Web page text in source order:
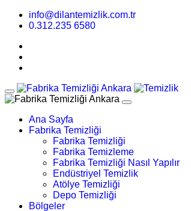
info@dilantemizlik.com.tr
0.312.235 6580
Ana Sayfa
Fabrika Temizliği
Fabrika Temizliği
Fabrika Temizleme
Fabrika Temizliği Nasıl Yapılır
Endüstriyel Temizlik
Atölye Temizliği
Depo Temizliği
Bölgeler